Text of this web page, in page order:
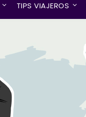
TIPS VIAJEROS